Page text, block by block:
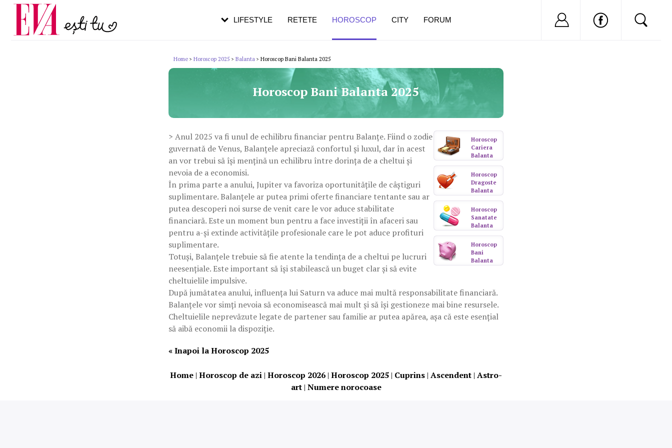
LIFESTYLE RETETE HOROSCOP CITY FORUM Nu ai cont?
Carieră
Actualitate
Home > Horoscop 2025 > Balanta > Horoscop Bani Balanta 2025
Horoscop Bani Balanta 2025
Horoscop
Cariera
Balanta
Horoscop
Dragoste
Balanta
Horoscop
Sanatate
Balanta
Horoscop
Bani
Balanta
> Anul 2025 va fi unul de echilibru financiar pentru Balanțe. Fiind o zodie
guvernată de Venus, Balanțele apreciază confortul și luxul, dar în acest
an vor trebui să își mențină un echilibru între dorința de a cheltui și
nevoia de a economisi.
În prima parte a anului, Jupiter va favoriza oportunitățile de câștiguri
suplimentare. Balanțele ar putea primi oferte financiare tentante sau ar
putea descoperi noi surse de venit care le vor aduce stabilitate
financiară. Este un moment bun pentru a face investiții în afaceri sau
pentru a-și extinde activitățile profesionale care le pot aduce profituri
suplimentare.
Totuși, Balanțele trebuie să fie atente la tendința de a cheltui pe lucruri
neesențiale. Este important să își stabilească un buget clar și să evite
cheltuielile impulsive.
După jumătatea anului, influența lui Saturn va aduce mai multă responsabilitate financiară.
Balanțele vor simți nevoia să economisească mai mult și să își gestioneze mai bine resursele.
Cheltuielile neprevăzute legate de partener sau familie ar putea apărea, așa că este esențial
să aibă economii la dispoziție.
« Inapoi la Horoscop 2025
Home | Horoscop de azi | Horoscop 2026 | Horoscop 2025 | Cuprins | Ascendent | Astro-
art| Numere norocoase